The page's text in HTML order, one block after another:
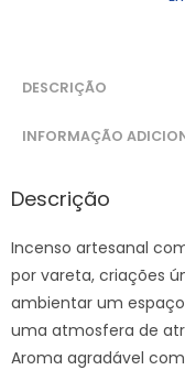
DESCRIÇÃO
INFORMAÇÃO
Descrição
Incenso artesanal
por vareta, criações
ambientar um
uma atmosfera de
Aroma agradável